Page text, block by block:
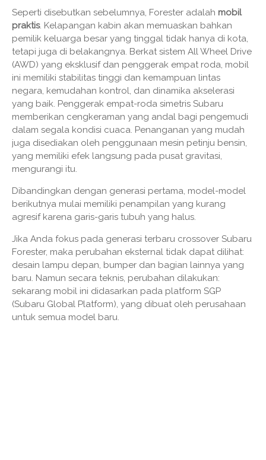
Seperti disebutkan sebelumnya, Forester adalah mobil
praktis. Kelapangan kabin akan memuaskan bahkan
pemilik keluarga besar yang tinggal tidak hanya di kota,
tetapi juga di belakangnya. Berkat sistem All Wheel Drive
(AWD) yang eksklusif dan penggerak empat roda, mobil
ini memiliki stabilitas tinggi dan kemampuan lintas
negara, kemudahan kontrol, dan dinamika akselerasi
yang baik. Penggerak empat-roda simetris Subaru
memberikan cengkeraman yang andal bagi pengemudi
dalam segala kondisi cuaca. Penanganan yang mudah
juga disediakan oleh penggunaan mesin petinju bensin,
yang memiliki efek langsung pada pusat gravitasi,
mengurangi itu.
Dibandingkan dengan generasi pertama, model-model
berikutnya mulai memiliki penampilan yang kurang
agresif karena garis-garis tubuh yang halus.
Jika Anda fokus pada generasi terbaru crossover Subaru
Forester, maka perubahan eksternal tidak dapat dilihat:
desain lampu depan, bumper dan bagian lainnya yang
baru. Namun secara teknis, perubahan dilakukan:
sekarang mobil ini didasarkan pada platform SGP
(Subaru Global Platform), yang dibuat oleh perusahaan
untuk semua model baru.